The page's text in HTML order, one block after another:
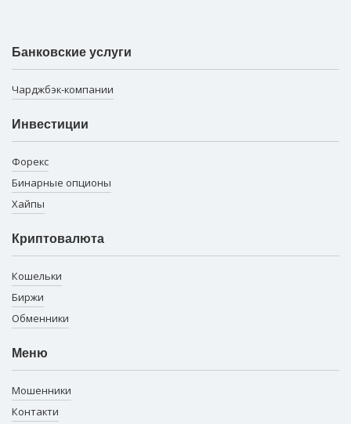
Банковские услуги
Чарджбэк-компании
Инвестиции
Форекс
Бинарные опционы
Хайпы
Криптовалюта
Кошельки
Биржи
Обменники
Меню
Мошенники
Контакти